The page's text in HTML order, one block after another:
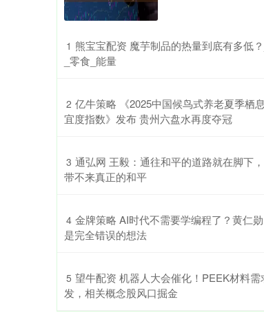
1 熊宝宝配资 魔芋制品的热量到底有多低
_零食_能量
2 亿牛策略 《2025中国候鸟式养老夏季栖
宜度指数》发布 贵州六盘水再度夺冠
3 通弘网 王毅：通往和平的道路就在脚下
带不来真正的和平
4 金牌策略 AI时代不需要学编程了？黄仁
是完全错误的想法
5 望牛配资 机器人大会催化！PEEK材料需
发，相关概念股风口掘金